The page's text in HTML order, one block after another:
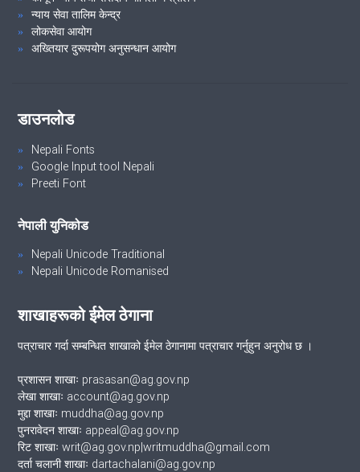
न्याय सेवा तालिम केन्द्र
लोकसेवा आयोग
अख्तियार दुरूपयोग अनुसन्धान आयोग
डाउनलोड
Nepali Fonts
Google Input tool Nepali
Preeti Font
नेपाली युनिकोड
Nepali Unicode Traditional
Nepali Unicode Romanised
शाखाहरूको ईमेल ठेगाना
पत्राचार गर्दा सम्बन्धित शाखाको ईमेल ठेगानामा पत्राचार गर्नुहुन अनुरोध छ ।
प्रशासन शाखाः prasasan@ag.gov.np
लेखा शाखाः account@ag.gov.np
मुद्दा शाखाः muddha@ag.gov.np
पुनरावेदन शाखाः appeal@ag.gov.np
रिट शाखाः writ@ag.gov.np|writmuddha@gmail.com
दर्ता चलानी शाखाः dartachalani@ag.gov.np